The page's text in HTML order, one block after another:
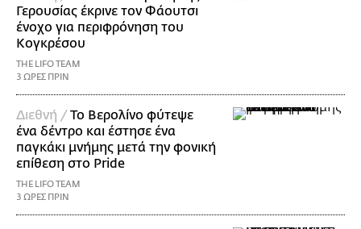
Γερουσίας έκρινε τον Φάουτσι
ένοχο για περιφρόνηση του
Κογκρέσου
THE LIFO TEAM
3 ΩΡΕΣ ΠΡΙΝ
Διεθνή /Το Βερολίνο φύτεψε
ένα δέντρο και έστησε ένα
παγκάκι μνήμης μετά την φονική
επίθεση στο Pride
THE LIFO TEAM
3 ΩΡΕΣ ΠΡΙΝ